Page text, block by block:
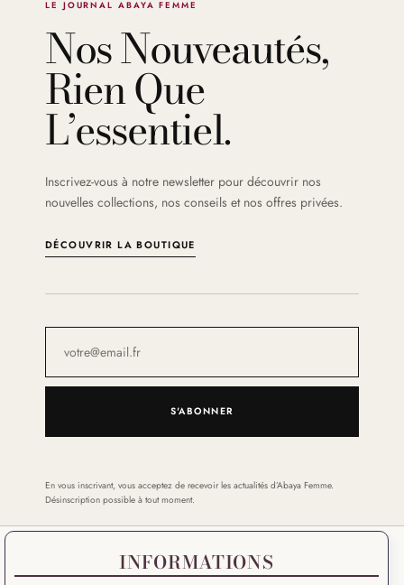
LE JOURNAL ABAYA FEMME
Nos Nouveautés,
Rien Que
L’essentiel.
Inscrivez-vous à notre newsletter pour découvrir nos
nouvelles collections, nos conseils et nos offres privées.
DÉCOUVRIR LA BOUTIQUE
S'ABONNER
En vous inscrivant, vous acceptez de recevoir les actualités d’Abaya Femme.
Désinscription possible à tout moment.
INFORMATIONS